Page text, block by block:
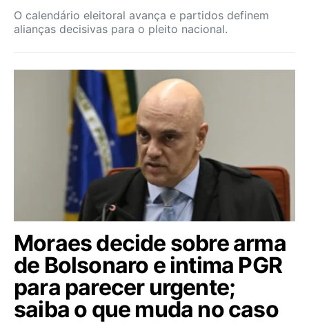
O calendário eleitoral avança e partidos definem
alianças decisivas para o pleito nacional.
Moraes decide sobre arma
de Bolsonaro e intima PGR
para parecer urgente;
saiba o que muda no caso